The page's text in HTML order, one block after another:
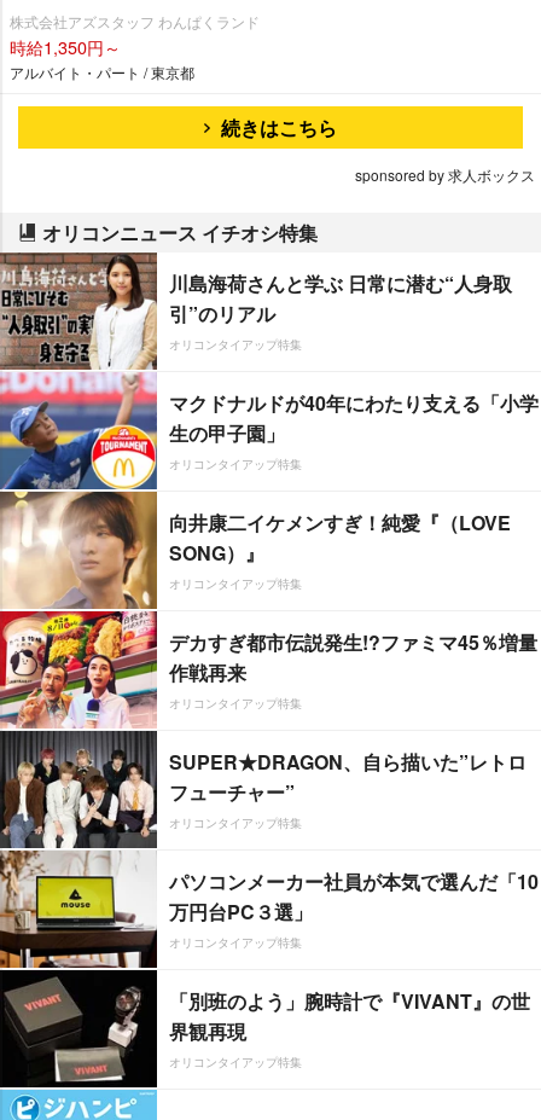
株式会社アズスタッフ わんぱくランド
時給1,350円～
アルバイト・パート / 東京都
続きはこちら
sponsored by 求人ボックス
オリコンニュース イチオシ特集
川島海荷さんと学ぶ 日常に潜む“人身取
引”のリアル
オリコンタイアップ特集
マクドナルドが40年にわたり支える「小学
生の甲子園」
オリコンタイアップ特集
向井康二イケメンすぎ！純愛『（LOVE
SONG）』
オリコンタイアップ特集
デカすぎ都市伝説発生!?ファミマ45％増量
作戦再来
オリコンタイアップ特集
SUPER★DRAGON、自ら描いた”レトロ
フューチャー”
オリコンタイアップ特集
パソコンメーカー社員が本気で選んだ「10
万円台PC３選」
オリコンタイアップ特集
「別班のよう」腕時計で『VIVANT』の世
界観再現
オリコンタイアップ特集